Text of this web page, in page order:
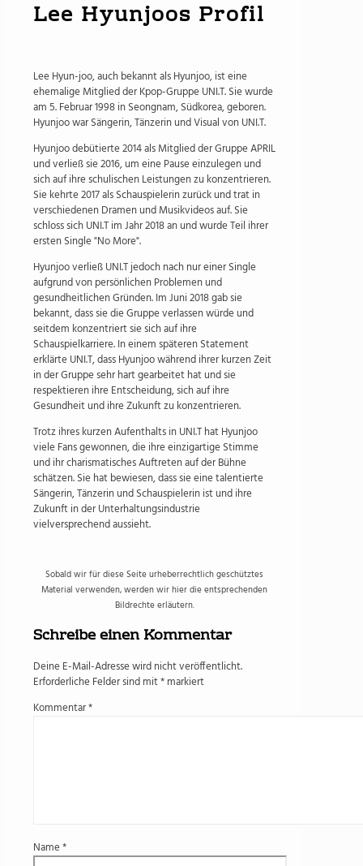
Lee Hyunjoos Profil
Lee Hyun-joo, auch bekannt als Hyunjoo, ist eine
ehemalige Mitglied der Kpop-Gruppe UNI.T. Sie wurde
am 5. Februar 1998 in Seongnam, Südkorea, geboren.
Hyunjoo war Sängerin, Tänzerin und Visual von UNI.T.
Hyunjoo debütierte 2014 als Mitglied der Gruppe APRIL
und verließ sie 2016, um eine Pause einzulegen und
sich auf ihre schulischen Leistungen zu konzentrieren.
Sie kehrte 2017 als Schauspielerin zurück und trat in
verschiedenen Dramen und Musikvideos auf. Sie
schloss sich UNI.T im Jahr 2018 an und wurde Teil ihrer
ersten Single "No More".
Hyunjoo verließ UNI.T jedoch nach nur einer Single
aufgrund von persönlichen Problemen und
gesundheitlichen Gründen. Im Juni 2018 gab sie
bekannt, dass sie die Gruppe verlassen würde und
seitdem konzentriert sie sich auf ihre
Schauspielkarriere. In einem späteren Statement
erklärte UNI.T, dass Hyunjoo während ihrer kurzen Zeit
in der Gruppe sehr hart gearbeitet hat und sie
respektieren ihre Entscheidung, sich auf ihre
Gesundheit und ihre Zukunft zu konzentrieren.
Trotz ihres kurzen Aufenthalts in UNI.T hat Hyunjoo
viele Fans gewonnen, die ihre einzigartige Stimme
und ihr charismatisches Auftreten auf der Bühne
schätzen. Sie hat bewiesen, dass sie eine talentierte
Sängerin, Tänzerin und Schauspielerin ist und ihre
Zukunft in der Unterhaltungsindustrie
vielversprechend aussieht.
Sobald wir für diese Seite urheberrechtlich geschütztes
Material verwenden, werden wir hier die entsprechenden
Bildrechte erläutern.
Schreibe einen Kommentar
Deine E-Mail-Adresse wird nicht veröffentlicht.
Erforderliche Felder sind mit*markiert
Kommentar*
Name*